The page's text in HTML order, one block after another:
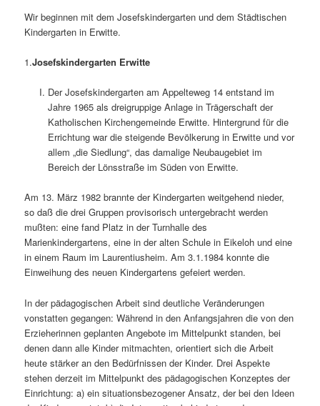
Wir beginnen mit dem Josefskindergarten und dem Städtischen
Kindergarten in Erwitte.
1.Josefskindergarten Erwitte
Der Josefskindergarten am Appelteweg 14 entstand im
Jahre 1965 als dreigruppige Anlage in Trägerschaft der
Katholischen Kirchengemeinde Erwitte. Hintergrund für die
Errichtung war die steigende Bevölkerung in Erwitte und vor
allem „die Siedlung“, das damalige Neubaugebiet im
Bereich der Lönsstraße im Süden von Erwitte.
Am 13. März 1982 brannte der Kindergarten weitgehend nieder,
so daß die drei Gruppen provisorisch untergebracht werden
mußten: eine fand Platz in der Turnhalle des
Marienkindergartens, eine in der alten Schule in Eikeloh und eine
in einem Raum im Laurentiusheim. Am 3.1.1984 konnte die
Einweihung des neuen Kindergartens gefeiert werden.
In der pädagogischen Arbeit sind deutliche Veränderungen
vonstatten gegangen: Während in den Anfangsjahren die von den
Erzieherinnen geplanten Angebote im Mittelpunkt standen, bei
denen dann alle Kinder mitmachten, orientiert sich die Arbeit
heute stärker an den Bedürfnissen der Kinder. Drei Aspekte
stehen derzeit im Mittelpunkt des pädagogischen Konzeptes der
Einrichtung: a) ein situationsbezogener Ansatz, der bei den Ideen